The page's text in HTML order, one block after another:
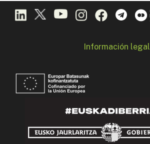
Información legal